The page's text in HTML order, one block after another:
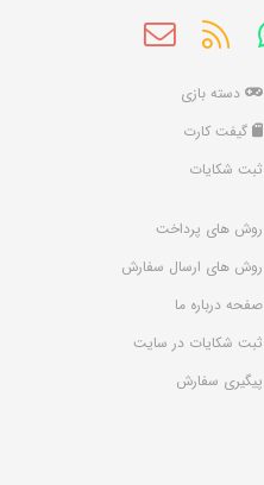
دسته بازی
گیفت کارت
ثبت شکایات
روش های پرداخت
روش های ارسال سفارش
صفحه درباره ما
ثبت شکایات در سایت
پیگیری سفارش